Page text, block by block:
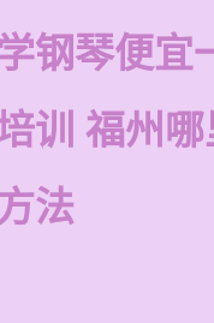
钢琴便宜
训 福州
法